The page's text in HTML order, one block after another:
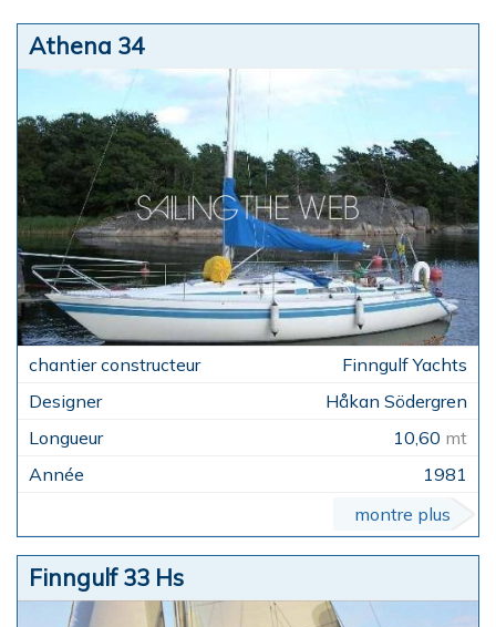
Athena 34
Finngulf Yachts
Håkan Södergren
10,60 mt
1981
montre plus
Finngulf 33 Hs